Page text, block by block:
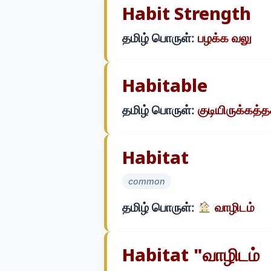
Habit Strength
தமிழ் பொருள்: பழக்க வலு
Habitable
தமிழ் பொருள்:
Habitat
common
தமிழ் பொருள்: வாழிடம்
Habitat "வாழிடம்